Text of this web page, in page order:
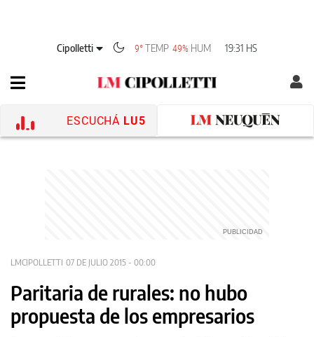
Cipolletti 9°TEMP 49% HUM 19:31 HS
ESCUCHÁ LU5
LMCIPOLLETTI 07 DE JULIO 2015 - 00:00
Paritaria de rurales: no hubo
propuesta de los empresarios